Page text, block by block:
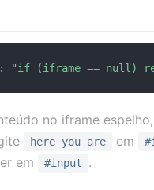
: "if (iframe == null)
no iframe
here you are em
em
#input .